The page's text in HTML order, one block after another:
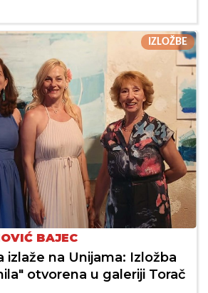
IZLOŽBE
BAJEC
izlaže na Unijama: Izložba
otvorena u galeriji Torač